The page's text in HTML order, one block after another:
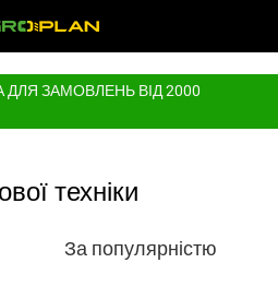
ЗАМОВЛЕНЬ ВІД 2000
техніки
За популярністю